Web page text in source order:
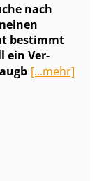
nach
bestimmt
ein Ver­
[...mehr]